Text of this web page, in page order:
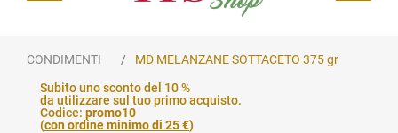
CONDIMENTI MD MELANZANE SOTTACETO 375 gr
Subito uno sconto del 10 %
da utilizzare sul tuo primo acquisto.
Codice: promo10
(con ordine minimo di 25 €)